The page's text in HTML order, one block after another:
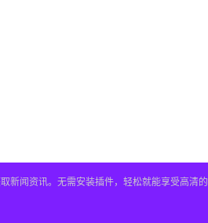
新闻资讯。无需安装插件，轻松就能享受高清的